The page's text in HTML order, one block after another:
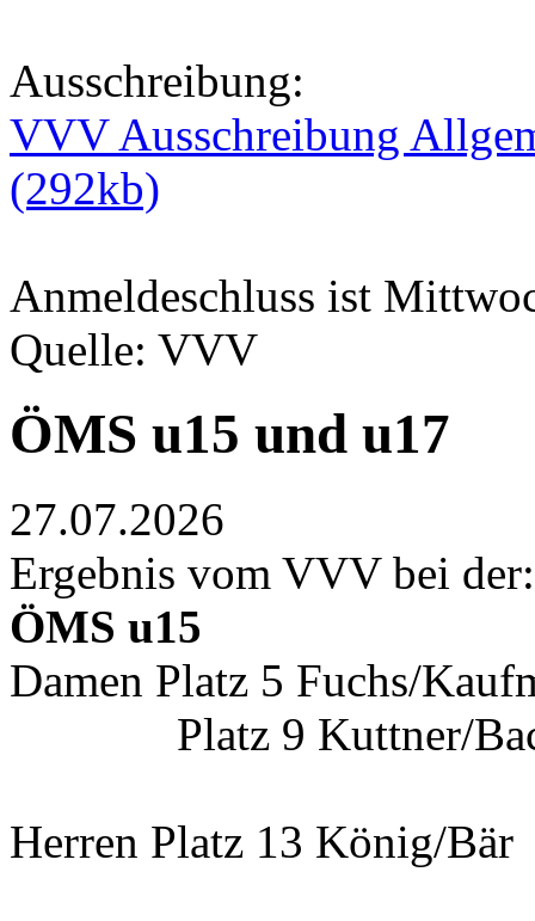
Ausschreibung:
VVV Ausschreibung
(292kb)
Anmeldeschluss ist
Quelle: VVV
ÖMS u15 und u17
27.07.2026
Ergebnis vom VVV bei der:
ÖMS u15
Damen Platz 5 Fuchs/
Platz 9 Kuttner/
Herren Platz 13 König/Bär